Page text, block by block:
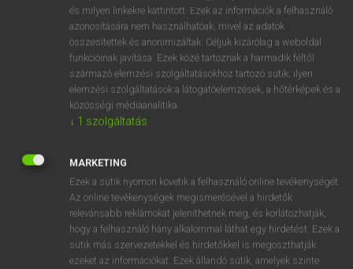
keresése szótárainkban
DÍJMENTES ANGOL SZÓTÁR
állóóra
allophone
és milyen linkekre kattintott. Ezek az információk a felhasználó
azonosítására nem használhatóak, mivel az adatok
összesítettek és anonimizáltak. Céljuk kizárólag a weboldal
funkcióinak javítása. Ezek közé tartoznak a harmadik féltől
származó elemzési szolgáltatásokhoz tartozó sütik; ilyen
elemzési szolgáltatások a látogatóelemzések, a hőtérképek és a
közösségi médiaanalitika.
↓ 1 szolgáltatás
MARKETING
Ezek a sütik nyomon követik a felhasználó online tevékenységét.
Az online tevékenységek megismerésével a hirdetők
relevánsabb reklámokat jeleníthetnek meg, és korlátozhatják,
hogy a felhasználó hány alkalommal láthat egy hirdetést. Ezek a
sütik más szervezetekkel és hirdetőkkel is megoszthatják
ezeket az információkat. Ezek állandó sütik, amelyek szinte